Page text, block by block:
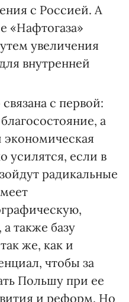
с Россией. А
«Нафтогаза»
увеличения
внутренней
с первой:
а
экономическая
усилятся, если в
радикальные
а также базу
же, как и
чтобы за
Польшу при ее
и реформ. Но